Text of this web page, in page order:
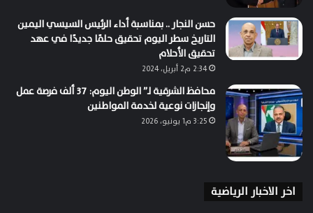
حسن النجار .. بمناسبة أداء الرئيس السيسي اليمين
التاريخ سطر اليوم تحقيق حلمًا جديدًا في عهد
تحقيق الأحلام
2:34 م2 أبريل، 2024
محافظ الشرقية لـ” الوطن اليوم: 37 ألف فرصة عمل
وإنجازات نوعية لخدمة المواطنين
3:25 م1 يونيو، 2026
اخر الاخبار الرياضية